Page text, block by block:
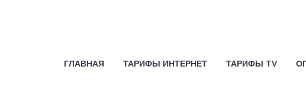
ГЛАВНАЯ ТАРИФЫ ИНТЕРНЕТ ТАРИФЫ TV